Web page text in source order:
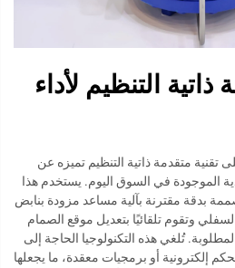
ذاتية التنظيم لأداء
صمام خفض الضغط 2 على تقنية متقدمة ذاتية التنظيم تميزه عن
الموجودة في السوق اليوم. يستخدم هذا
بدقة مقترنة بآلية مساعد مزودة بنابض
وتقوم تلقائيًا بتعديل موقع الصمام
تُلغي هذه التكنولوجيا الحاجة إلى
إلكترونية أو برمجيات معقدة، ما يجعلها